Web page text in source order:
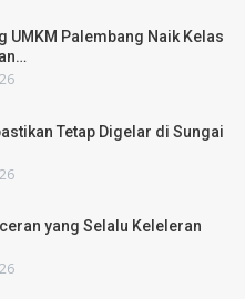
UMKM Palembang Naik Kelas
Tetap Digelar di Sungai
yang Selalu Keleleran